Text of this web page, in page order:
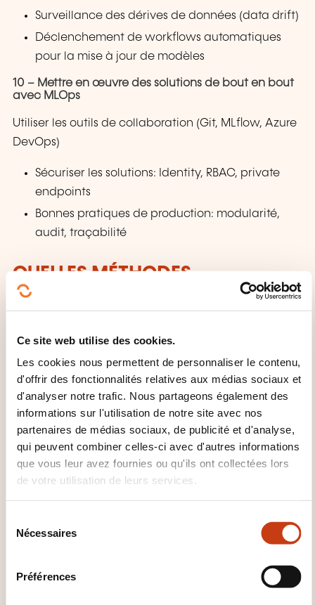
Ce site web utilise des cookies.
Les cookies nous permettent de personnaliser le contenu,
d'offrir des fonctionnalités relatives aux médias sociaux et
d'analyser notre trafic. Nous partageons également des
informations sur l'utilisation de notre site avec nos
partenaires de médias sociaux, de publicité et d'analyse,
qui peuvent combiner celles-ci avec d'autres informations
que vous leur avez fournies ou qu'ils ont collectées lors
de votre utilisation de leurs services.
Nécessaires
Préférences
Surveillance des dérives de données (data drift)
Déclenchement de workflows automatiques
pour la mise à jour de modèles
10 – Mettre en œuvre des solutions de bout en bout
avec MLOps
Utiliser les outils de collaboration (Git, MLflow, Azure
DevOps)
Sécuriser les solutions: Identity, RBAC, private
endpoints
Bonnes pratiques de production: modularité,
audit, traçabilité
QUELLES MÉTHODES
PÉDAGOGIQUES SONT UTILISÉES
?
Cours théoriques basés sur le programme
officiel Microsoft Learn
Learning et Jupyter Notebooks
Utilisation de Python, Scikit-learn, Pandas,
PyTorch, TensorFlow dans Azure
Études de cas réels et évalua
LA FORMATION ?